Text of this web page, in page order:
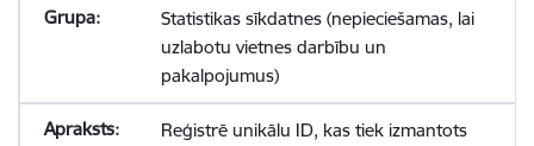
Statistikas sīkdatnes (nepieciešamas, lai
uzlabotu vietnes darbību un
pakalpojumus)
Reģistrē unikālu ID, kas tiek izmantots